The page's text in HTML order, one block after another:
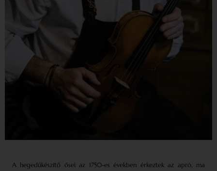
A hegedűkészítő ősei az 1750-es években érkeztek az apró, ma